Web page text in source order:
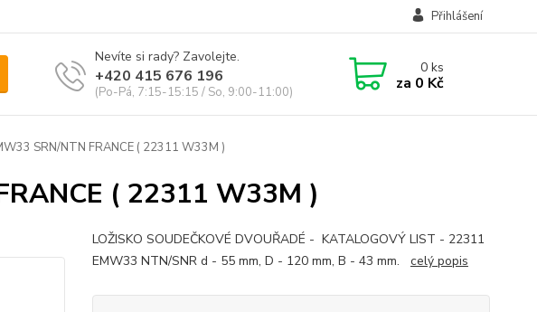
Přihlášení
Nevíte si rady? Zavolejte.
+420 415 676 196
(Po-Pá, 7:15-15:15 / So, 9:00-11:00)
0ks
za 0 Kč
SRN/NTN FRANCE ( 22311 W33M )
( 22311 W33M )
LOŽISKO SOUDEČKOVÉ DVOUŘADÉ - KATALOGOVÝ LIST - 22311
EMW33 NTN/SNR d - 55 mm, D - 120 mm, B - 43 mm. celý popis